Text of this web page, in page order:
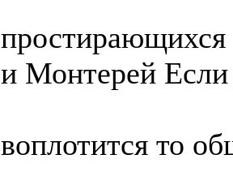
простирающихся
и Монтерей Если
воплотится то